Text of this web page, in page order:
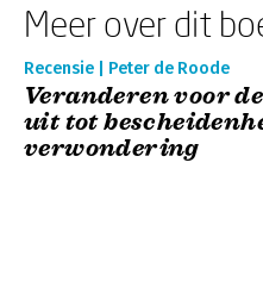
Meer over dit
Recensie | Peter de Roode
Veranderen voor
uit tot
verwondering